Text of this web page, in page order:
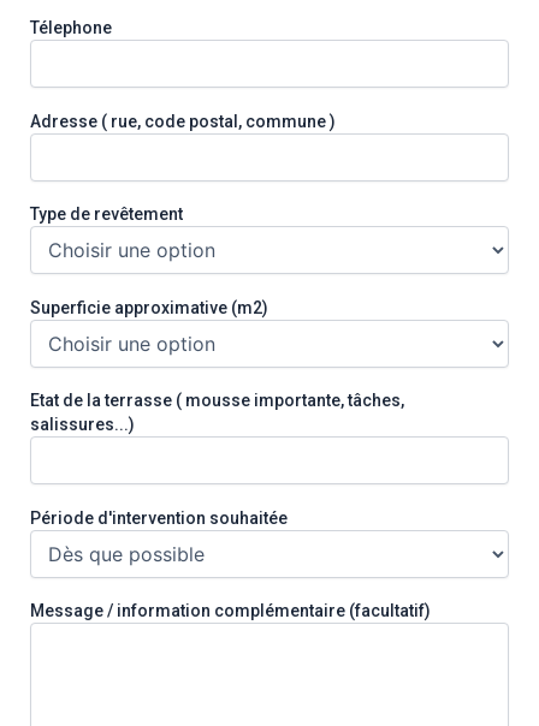
Télephone
Adresse ( rue, code postal, commune )
Type de revêtement
Superficie approximative (m2)
Etat de la terrasse ( mousse importante, tâches,
salissures...)
Période d'intervention souhaitée
Message / information complémentaire (facultatif)